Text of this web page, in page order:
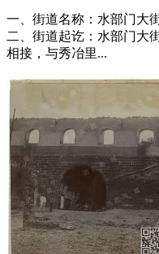
一、街道名称：水部门
二、街道起讫：水部门大
相接，与秀冶里...